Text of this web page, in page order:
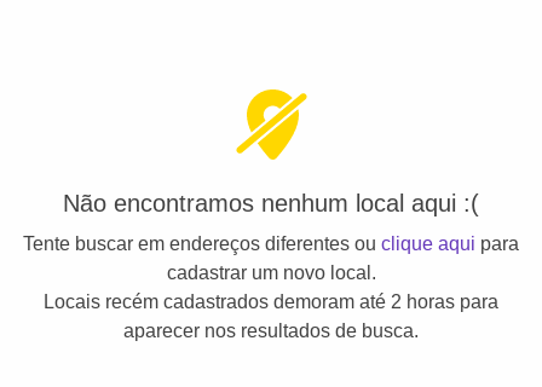
Não encontramos nenhum local aqui :(
Tente buscar em endereços diferentes ou clique aqui para
cadastrar um novo local.
Locais recém cadastrados demoram até 2 horas para
aparecer nos resultados de busca.